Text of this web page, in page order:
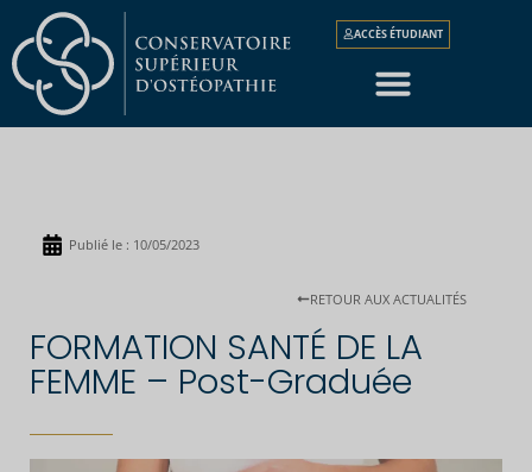
ACCÈS ÉTUDIANT
Publié le : 10/05/2023
RETOUR AUX ACTUALITÉS
FORMATION SANTÉ DE LA
FEMME – Post-Graduée